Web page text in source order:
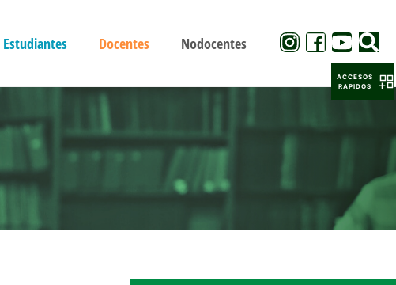
Estudiantes Docentes Nodocentes
ACCESOS
RAPIDOS